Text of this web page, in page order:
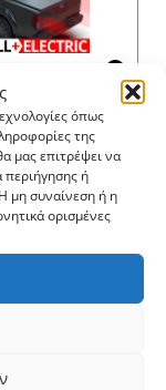
όπως
της
μας επιτρέψει να
ή
μη συναίνεση ή η
ορισμένες